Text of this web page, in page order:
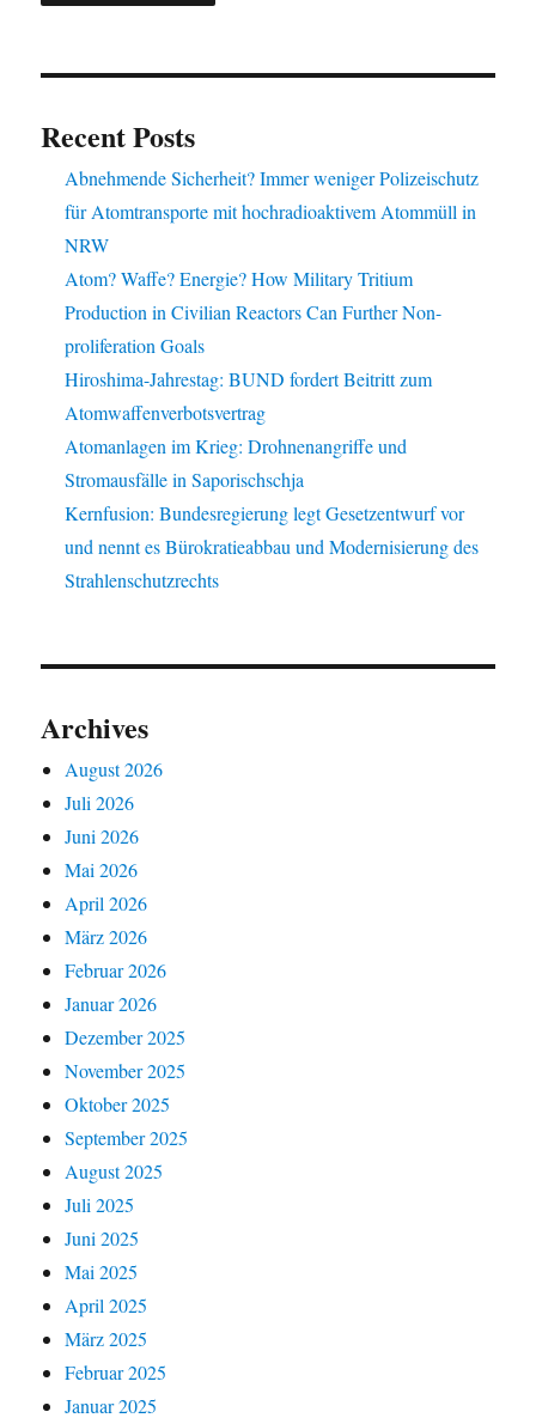
Recent Posts
Abnehmende Sicherheit? Immer weniger Polizeischutz
für Atomtransporte mit hochradioaktivem Atommüll in
NRW
Atom? Waffe? Energie? How Military Tritium
Production in Civilian Reactors Can Further Non-
proliferation Goals
Hiroshima-Jahrestag: BUND fordert Beitritt zum
Atomwaffenverbotsvertrag
Atomanlagen im Krieg: Drohnenangriffe und
Stromausfälle in Saporischschja
Kernfusion: Bundesregierung legt Gesetzentwurf vor
und nennt es Bürokratieabbau und Modernisierung des
Strahlenschutzrechts
Archives
August 2026
Juli 2026
Juni 2026
Mai 2026
April 2026
März 2026
Februar 2026
Januar 2026
Dezember 2025
November 2025
Oktober 2025
September 2025
August 2025
Juli 2025
Juni 2025
Mai 2025
April 2025
März 2025
Februar 2025
Januar 2025